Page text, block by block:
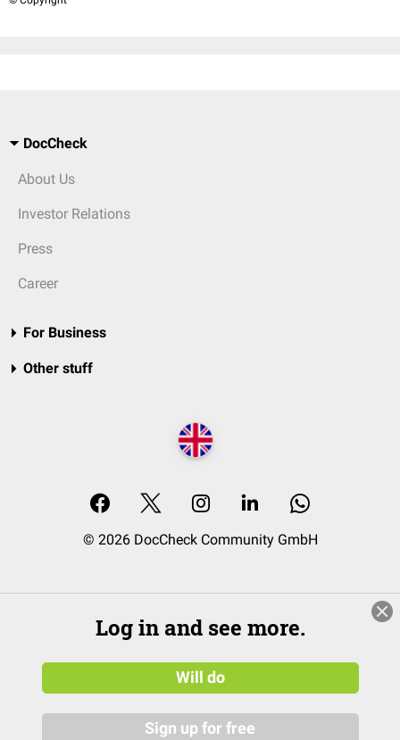
DocCheck
About Us
Investor Relations
Press
Career
For Business
Other stuff
© 2026 DocCheck Community GmbH
Log in and see more.
Will do
Sign up for free